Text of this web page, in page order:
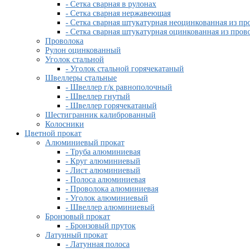
- Сетка сварная в рулонах
- Сетка сварная нержавеющая
- Сетка сварная штукатурная неоцинкованная из
- Сетка сварная штукатурная оцинкованная из
Проволока
Рулон оцинкованный
Уголок стальной
- Уголок стальной горячекатаный
Швеллеры стальные
- Швеллер г/к равнополочный
- Швеллер гнутый
- Швеллер горячекатаный
Шестигранник калиброванный
Колосники
Цветной прокат
Алюминиевый прокат
- Труба алюминиевая
- Круг алюминиевый
- Лист алюминиевый
- Полоса алюминиевая
- Проволока алюминиевая
- Уголок алюминиевый
- Швеллер алюминиевый
Бронзовый прокат
- Бронзовый пруток
Латунный прокат
- Латунная полоса